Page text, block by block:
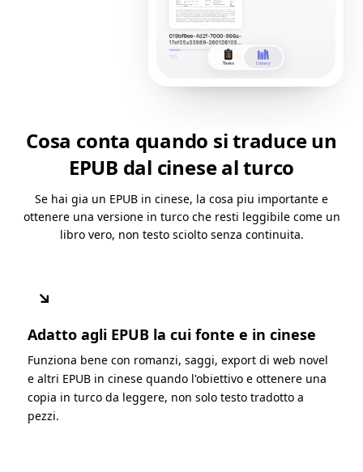
Cosa conta quando si traduce un
EPUB dal cinese al turco
Se hai gia un EPUB in cinese, la cosa piu importante e
ottenere una versione in turco che resti leggibile come un
libro vero, non testo sciolto senza continuita.
↘
Adatto agli EPUB la cui fonte e in cinese
Funziona bene con romanzi, saggi, export di web novel
e altri EPUB in cinese quando l'obiettivo e ottenere una
copia in turco da leggere, non solo testo tradotto a
pezzi.